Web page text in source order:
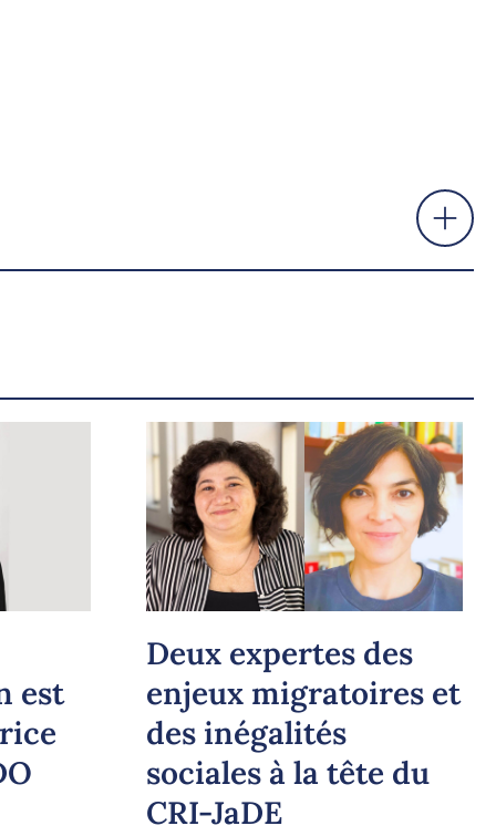
est
Deux expertes des
enjeux migratoires et
des inégalités
sociales à la tête du
CRI-JaDE